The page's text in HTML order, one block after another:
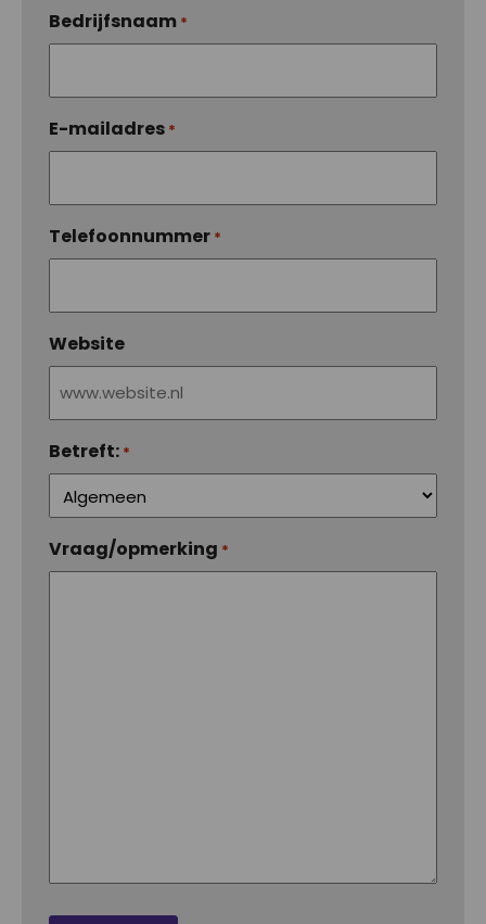
Bedrijfsnaam *
E-mailadres *
Telefoonnummer *
Website
Betreft: *
Vraag/opmerking *